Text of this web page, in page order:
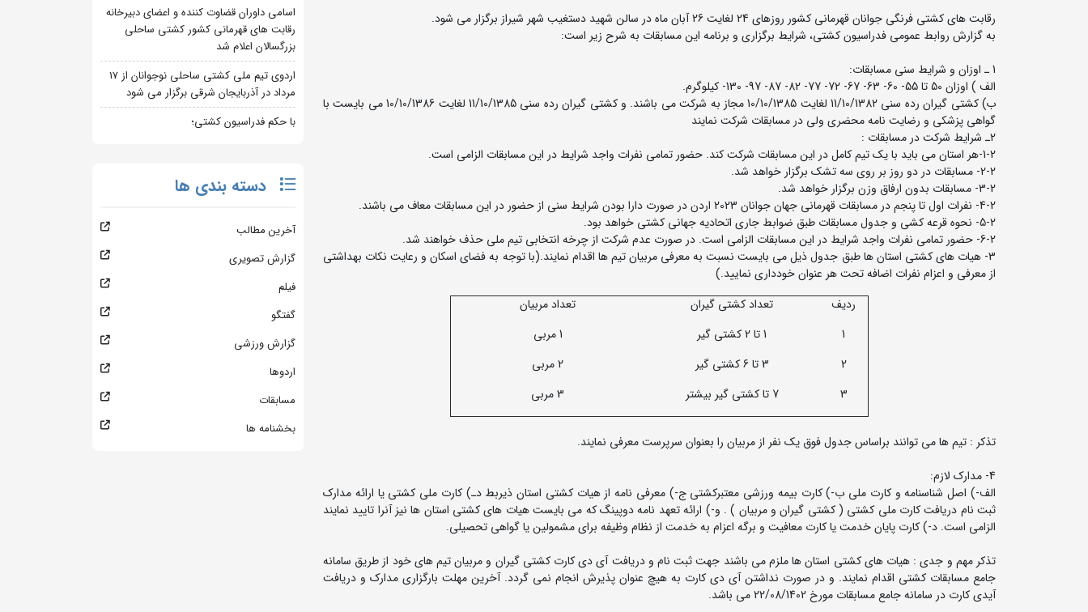
رقابت های کشتی فرنگی جوانان قهرمانی کشور روزهای 24 لغایت 26 آبان ماه در سالن شهید دستغیب شهر شیراز برگزار می شود.
به گزارش روابط عمومی فدراسیون کشتی، شرایط برگزاری و برنامه این مسابقات به شرح زیر است:
1 ـ اوزان و شرایط سنی مسابقات:
الف ) اوزان 50 تا 55- 60- 63- 67- 72- 77- 82- 87- 97- 130- کیلوگرم.
ب) کشتی گیران رده سنی 11/10/1382 لغایت 10/10/1385 مجاز به شرکت می باشند. و کشتی گیران رده سنی 11/10/1385 لغایت 10/10/1386 می بایست با
گواهی پزشکی و رضایت نامه محضری ولی در مسابقات شرکت نمایند
2ـ شرایط شرکت در مسابقات :
1-2-هر استان می باید با یک تیم کامل در این مسابقات شرکت کند. حضور تمامی نفرات واجد شرایط در این مسابقات الزامی است.
2-2- مسابقات در دو روز بر روی سه تشک برگزار خواهد شد.
3-2- مسابقات بدون ارفاق وزن برگزار خواهد شد.
4-2- نفرات اول تا پنجم در مسابقات قهرمانی جهان جوانان 2023 اردن در صورت دارا بودن شرایط سنی از حضور در این مسابقات معاف می باشند.
5-2- نحوه قرعه کشی و جدول مسابقات طبق ضوابط جاری اتحادیه جهانی کشتی خواهد بود.
6-2- حضور تمامی نفرات واجد شرایط در این مسابقات الزامی است. در صورت عدم شرکت از چرخه انتخابی تیم ملی حذف خواهند شد.
3- هیات های کشتی استان ها طبق جدول ذیل می بایست نسبت به معرفی مربیان تیم ها اقدام نمایند.(با توجه به فضای اسکان و رعایت نکات بهداشتی
از معرفی و اعزام نفرات اضافه تحت هر عنوان خودداری نمایید.)
ردیف
تعداد کشتی گیران
تعداد مربیان
1
1 تا 2 کشتی گیر
1 مربی
2
3 تا 6 کشتی گیر
2 مربی
3
7 تا کشتی گیر بیشتر 3 مربی
تذکر : تیم ها می توانند براساس جدول فوق یک نفر از مربیان را بعنوان سرپرست معرفی نمایند.
4- مدارک لازم:
الف-) اصل شناسنامه و کارت ملی ب-) کارت بیمه ورزشی معتبرکشتی ج-) معرفی نامه از هیات کشتی استان ذیربط دـ) کارت ملی کشتی یا ارائه مدارک
ثبت نام دریافت کارت ملی کشتی ( کشتی گیران و مربیان ) . و-) ارائه تعهد نامه دوپینگ که می بایست هیات های کشتی استان ها نیز آنرا تایید نمایند
الزامی است. د-) کارت پایان خدمت یا کارت معافیت و برگه اعزام به خدمت از نظام وظیفه برای مشمولین یا گواهی تحصیلی.
تذکر مهم و جدی : هیات های کشتی استان ها ملزم می باشند جهت ثبت نام و دریافت آی دی کارت کشتی گیران و مربیان تیم های خود از طریق سامانه
جامع مسابقات کشتی اقدام نمایند. و در صورت نداشتن آی دی کارت به هیچ عنوان پذیرش انجام نمی گردد. آخرین مهلت بارگزاری مدارک و دریافت
آیدی کارت در سامانه جامع مسابقات مورخ 22/08/1402 می باشد.
اسامی داوران قضاوت کننده و اعضای دبیرخانه
رقابت های قهرمانی کشور کشتی ساحلی
بزرگسالان اعلام شد
اردوی تیم ملی کشتی ساحلی نوجوانان از 17
مرداد در آذربایجان شرقی برگزار می شود
با حکم فدراسیون کشتی؛
دسته بندی ها
آخرین مطالب
گزارش تصویری
فیلم
گفتگو
گزارش ورزشی
اردوها
مسابقات
بخشنامه ها